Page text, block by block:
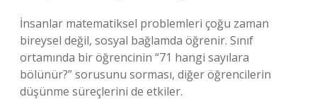
İnsanlar matematiksel problemleri çoğu zaman
bireysel değil, sosyal bağlamda öğrenir. Sınıf
ortamında bir öğrencinin “71 hangi sayılara
bölünür?” sorusunu sorması, diğer öğrencilerin
düşünme süreçlerini de etkiler.